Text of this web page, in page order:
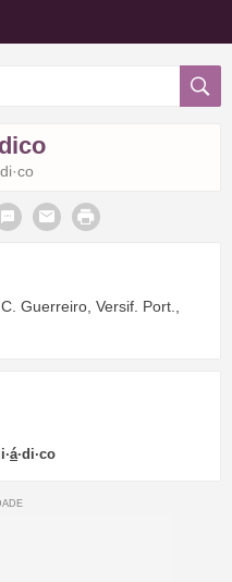
Guerreiro, Versif. Port.,
á·di·co